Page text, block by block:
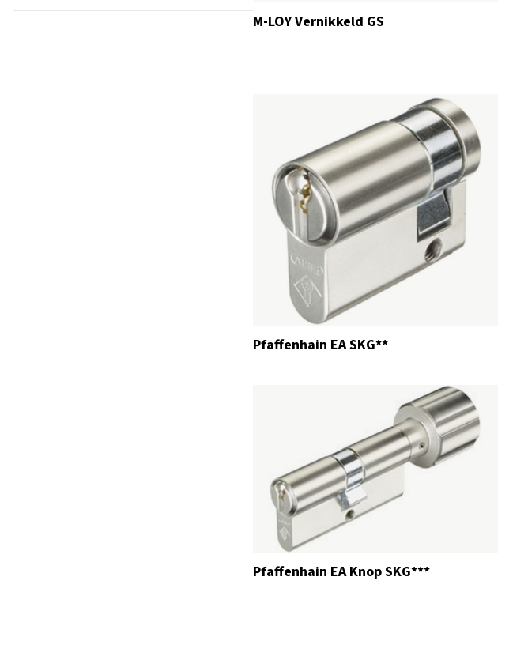
M-LOY Vernikkeld GS
Pfaffenhain EA SKG**
Pfaffenhain EA Knop SKG***